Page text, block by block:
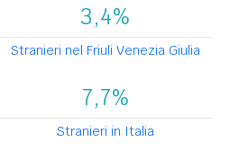
3,4%
Stranieri nel Friuli Venezia Giulia
7,7%
Stranieri in Italia